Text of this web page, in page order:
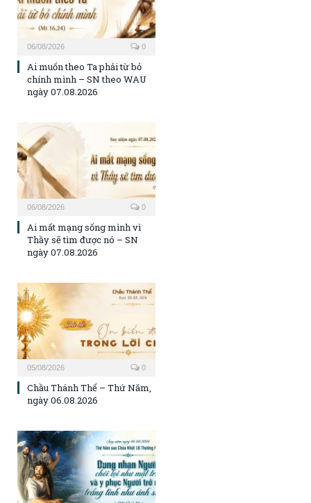
06/08/2026 0
Ai muốn theo Ta phải từ bỏ
chính mình – SN theo WAU
ngày 07.08.2026
06/08/2026 0
Ai mất mạng sống mình vì
Thầy sẽ tìm được nó – SN
ngày 07.08.2026
05/08/2026 0
Chầu Thánh Thể – Thứ Năm,
ngày 06.08.2026